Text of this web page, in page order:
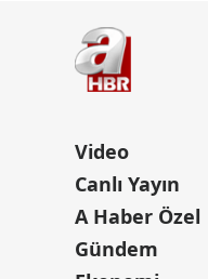
Video
Canlı Yayın
A Haber Özel
Gündem